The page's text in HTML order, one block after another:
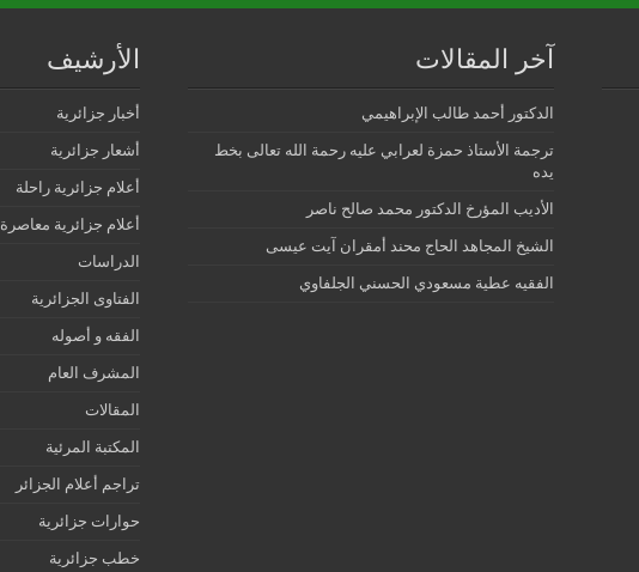
آخر المقالات
الدكتور أحمد طالب الإبراهيمي
ترجمة الأستاذ حمزة لعرابي عليه رحمة الله تعالى بخط
يده
الأديب المؤرخ الدكتور محمد صالح ناصر
الشيخ المجاهد الحاج محند أمقران آيت عيسى
الفقيه عطية مسعودي الحسني الجلفاوي
الأرشيف
أخبار جزائرية
أشعار جزائرية
أعلام جزائرية راحلة
أعلام جزائرية معاصرة
الدراسات
الفتاوى الجزائرية
الفقه و أصوله
المشرف العام
المقالات
المكتبة المرئية
تراجم أعلام الجزائر
حوارات جزائرية
خطب جزائرية